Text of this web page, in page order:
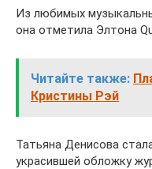
Из любимых
она отметила Элтона
Читайте также:
Кристины Рэй
Татьяна Денисова
украсившей обложку